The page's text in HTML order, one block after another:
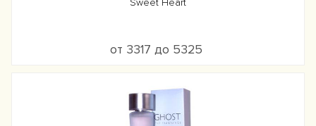
Sweet Heart
от 3317 до 5325